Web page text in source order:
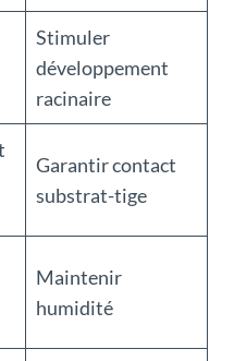
Stimuler
développement
racinaire
Garantir contact
substrat-tige
Maintenir
humidité